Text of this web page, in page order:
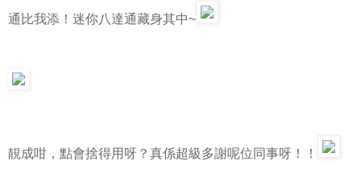
通比我添！迷你八達通藏身其中~
靚成咁，點會捨得用呀？真係超級多謝呢位同事呀！！